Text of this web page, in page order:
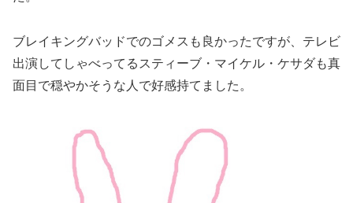
ブレイキングバッドでのゴメスも良かったですが、テレビ
出演してしゃべってるスティーブ・マイケル・ケサダも真
面目で穏やかそうな人で好感持てました。